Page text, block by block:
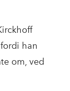
han
om, ved